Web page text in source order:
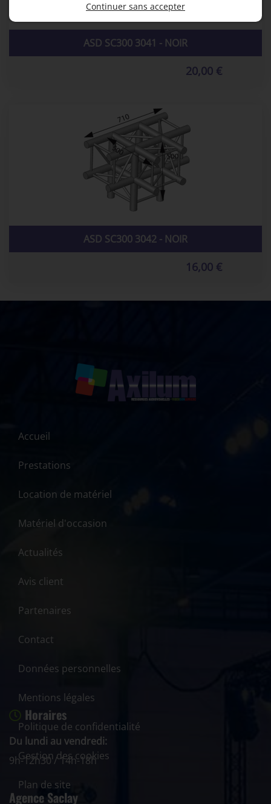
ASD SC300 3041 - NOIR
20,00 €
ASD SC300 3042 - NOIR
16,00 €
Accueil
Prestations
Location de matériel
Matériel d'occasion
Actualités
Avis client
Partenaires
Contact
Données personnelles
Mentions légales
Politique de confidentialité
Gestion des cookies
Plan de site
Horaires
Du lundi au vendredi:
9h-12h30 / 14h-18h
Agence Saclay
Continuer sans accepter